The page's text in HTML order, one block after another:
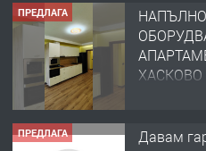
ПРЕДЛАГА
ХАСКОВО
ПРЕДЛАГА Давам